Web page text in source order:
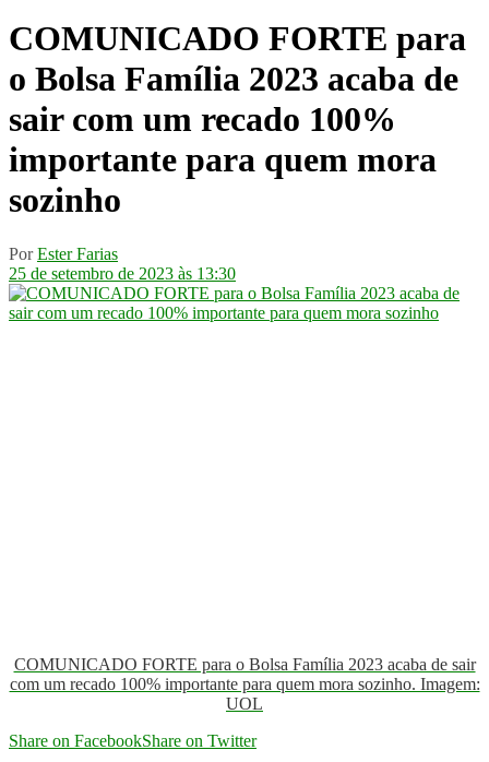
COMUNICADO FORTE para
o Bolsa Família 2023 acaba de
sair com um recado 100%
importante para quem mora
sozinho
Por Ester Farias
25 de setembro de 2023 às 13:30
COMUNICADO FORTE para o Bolsa Família 2023 acaba de sair
com um recado 100% importante para quem mora sozinho. Imagem:
UOL
Share on FacebookShare on Twitter